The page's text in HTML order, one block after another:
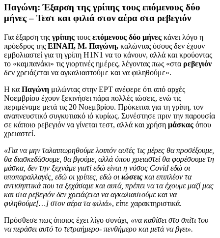
Παγώνη: Έξαρση της γρίπης τους επόμενους δύο
μήνες – Τεστ και φιλιά στον αέρα στα ρεβεγιόν
Για έξαρση της γρίπης τους επόμενους δύο μήνες κάνει λόγο η
πρόεδρος της ΕΙΝΑΠ, Μ. Παγώνη, καλώντας όσους δεν έχουν
εμβολιαστεί για τη γρίπη Η1Ν1 να το κάνουν, αλλά και κρούοντας
το «καμπανάκι» τις γιορτινές ημέρες, λέγοντας πως «στα ρεβεγιόν
δεν χρειάζεται να αγκαλιαστούμε και να φιληθούμε».
Η κα Παγώνη μιλώντας στην ΕΡΤ ανέφερε ότι από αρχές
Νοεμβρίου έχουν ξεκινήσει πάρα πολλές ιώσεις, ενώ τις
περιμέναμε μετά τις 20 Νοεμβρίου. Πρόκειται για τη γρίπη, τον
αναπνευστικό συγκυτιακό ιό κυρίως. Συνέστησε πριν την παρουσία
σε κάποιο ρεβεγιόν να γίνεται τεστ, αλλά και χρήση μάσκας όπου
χρειαστεί.
«Για να μην ταλαιπωρηθούμε λοιπόν αυτές τις μέρες θα προσέξουμε,
θα διασκεδάσουμε, θα βγούμε, αλλά όπου χρειαστεί θα φορέσουμε τη
μάσκα, δεν την ξεχνάμε γιατί εδώ είναι η νόσος Covid εδώ οι
υποπαραλλαγές, εδώ οι γρίπες, εδώ οι ιώσεις και επιπλέον τα
αντισηπτικά που τα ξεχάσαμε και αυτά, πρέπει να τα έχουμε μαζί μας
και στα ρεβεγιόν δεν χρειάζεται να αγκαλιαστούμε και να
φιληθούμε[…] στον αέρα τα φιλιά», είπε χαρακτηριστικά.
Πρόσθεσε πως όποιος έχει λίγο συνάχι, «να καθίσει στο σπίτι του
να περάσει αυτό το τετραήμερο- πενθήμερο και μετά να βγει».